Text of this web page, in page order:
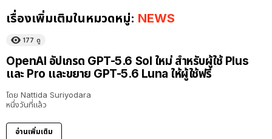
เรื่องเพิ่มเติมในหมวดหมู่: NEWS
177 ดู
OpenAI อัปเกรด GPT-5.6 Sol ใหม่ สำหรับผู้ใช้ Plus
และ Pro และขยาย GPT-5.6 Luna ให้ผู้ใช้ฟรี
โดย Nattida Suriyodara
หนึ่งวันที่แล้ว
อ่านเพิ่มเติม